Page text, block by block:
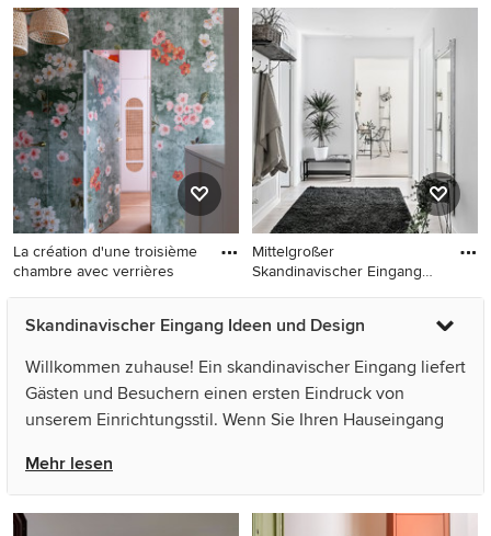
Skandinavisches Foyer mit
weißer Wandfarbe, hellem
Holzboden, braunem Boden
und weißer Haustür in Paris
Kleines Skandinavisches
Foyer in Bordeaux
La création d'une troisième
chambre avec verrières
Mittelgroßer Skandinavischer
Eingang mit Korridor, grüner
Holzboden, Doppeltür,
grüner Haustür und
Tapetenwänden in Paris
Mittelgroßer
Skandinavischer Eingang
Mittelgroßer Skandinavischer
Eingang mit Vestibül, weißer
Holzboden und Einzeltür in
Göteborg
Skandinavischer Eingang Ideen und Design
Willkommen zuhause! Ein skandinavischer Eingang liefert
Gästen und Besuchern einen ersten Eindruck von
unserem Einrichtungsstil. Wenn Sie Ihren Hauseingang
einladende Atmosphäre zu schaffen – sowohl innen, als
auch außen. Clevere Ideen für Stauraum sind im Foyer
ebenso gefragt wie dekorative Accessoires. Vom Boden
Mehr lesen